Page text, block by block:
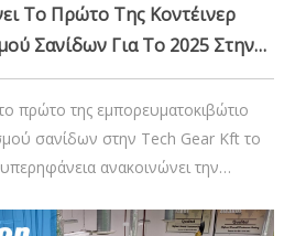
Το Πρώτο Της Κοντέινερ
Σανίδων Για Το 2025 Στην
Διανομέα - Tech Gear
πρώτο της εμπορευματοκιβώτιο
σανίδων στην Tech Gear Kft το
ανακοινώνει την
μας το 2025 στον έμπιστο